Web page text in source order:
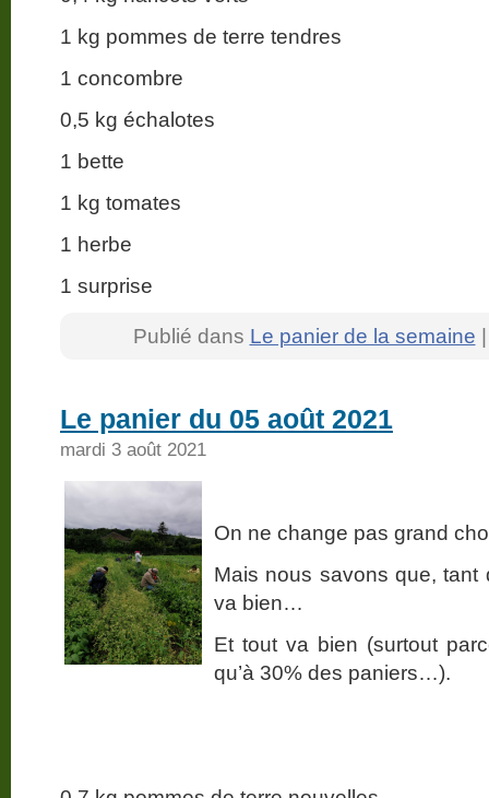
1 kg pommes de terre tendres
1 concombre
0,5 kg échalotes
1 bette
1 kg tomates
1 herbe
1 surprise
Publié dans Le panier de la semaine
Le panier du 05 août 2021
mardi 3 août 2021
On ne change pas grand
Mais nous savons que,
va bien…
Et tout va bien (surtout
qu’à 30% des paniers…).